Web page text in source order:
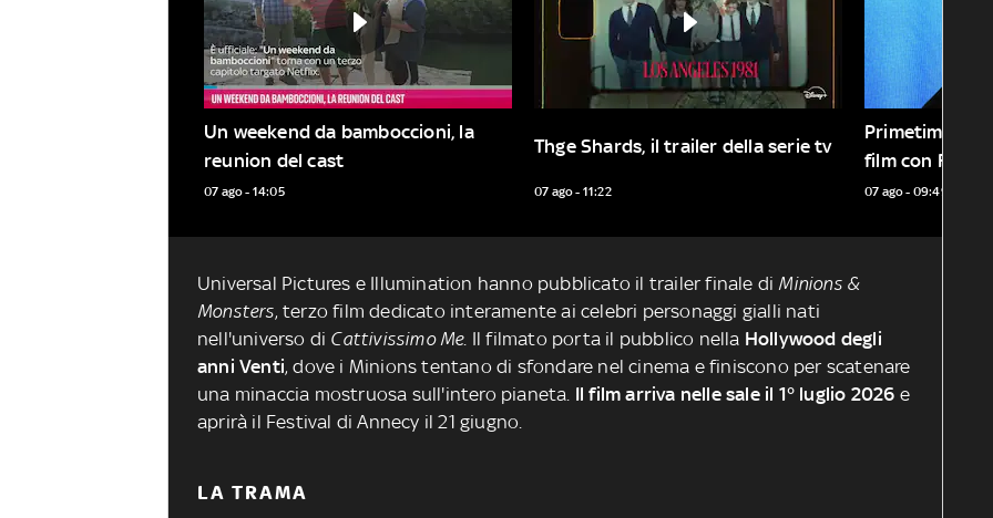
Un weekend da bamboccioni, la
reunion del cast
07 ago - 14:05
Thge Shards, il trailer della serie tv
07 ago - 11:22
Primetime, il
film con
07 ago - 09:49
Universal Pictures e Illumination hanno pubblicato il trailer finale di Minions &
Monsters, terzo film dedicato interamente ai celebri personaggi gialli nati
nell'universo di Cattivissimo Me. Il filmato porta il pubblico nella Hollywood degli
anni Venti, dove i Minions tentano di sfondare nel cinema e finiscono per scatenare
una minaccia mostruosa sull'intero pianeta. Il film arriva nelle sale il 1° luglio 2026 e
aprirà il Festival di Annecy il 21 giugno.
LA TRAMA